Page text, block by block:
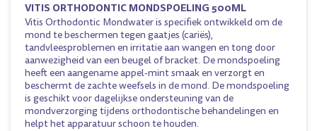
VITIS ORTHODONTIC MONDSPOELING 500ML
Vitis Orthodontic Mondwater is specifiek ontwikkeld om de
mond te beschermen tegen gaatjes (cariës),
tandvleesproblemen en irritatie aan wangen en tong door
aanwezigheid van een beugel of bracket. De mondspoeling
heeft een aangename appel-mint smaak en verzorgt en
beschermt de zachte weefsels in de mond. De mondspoeling
is geschikt voor dagelijkse ondersteuning van de
mondverzorging tijdens orthodontische behandelingen en
helpt het apparatuur schoon te houden.